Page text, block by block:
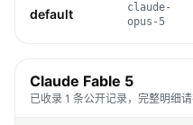
default
claude-
opus-5
Claude Fable 5
已收录 1 条公开记录，完整明细请